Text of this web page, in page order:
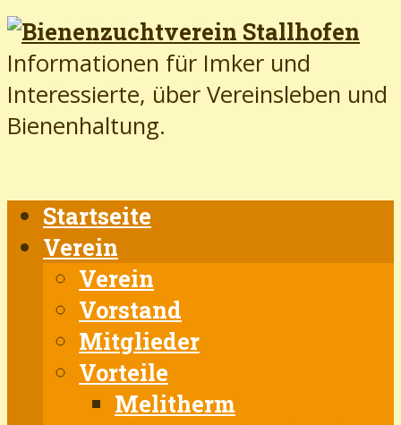
Informationen für Imker und
Interessierte, über Vereinsleben und
Bienenhaltung.
Startseite
Verein
Verein
Vorstand
Mitglieder
Vorteile
Melitherm